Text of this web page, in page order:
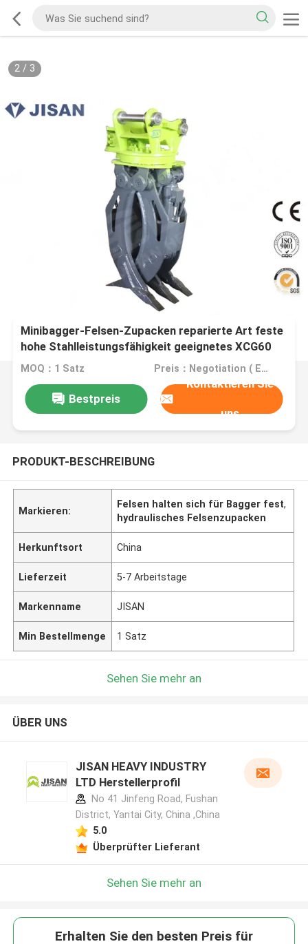
2/ 3
Minibagger-Felsen-Zupacken reparierte Art feste
hohe Stahlleistungsfähigkeit geeignetes XCG60
MOQ：1 Satz Preis：Negotiation ( EXW , FOB or CIF price )
Bestpreis
Kontaktieren Sie
uns
PRODUKT-BESCHREIBUNG
Markieren:
Felsen halten sich für Bagger fest,
hydraulisches Felsenzupacken
Herkunftsort China
Lieferzeit 5-7 Arbeitstage
Markenname JISAN
Min Bestellmenge 1 Satz
Sehen Sie mehr an
ÜBER UNS
JISAN HEAVY INDUSTRY
LTD Herstellerprofil
No 41 Jinfeng Road, Fushan
District, Yantai City, China ,China
5.0
Überprüfter Lieferant
Sehen Sie mehr an
Erhalten Sie den besten Preis für